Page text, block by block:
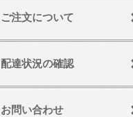
ご注文について
配達状況の確認
お問い合わせ